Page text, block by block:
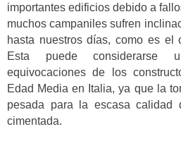
importantes edificios debido a
muchos campaniles sufren
hasta nuestros días, como es el
Esta puede considerarse
equivocaciones de los
Edad Media en Italia, ya que la
pesada para la escasa
cimentada.